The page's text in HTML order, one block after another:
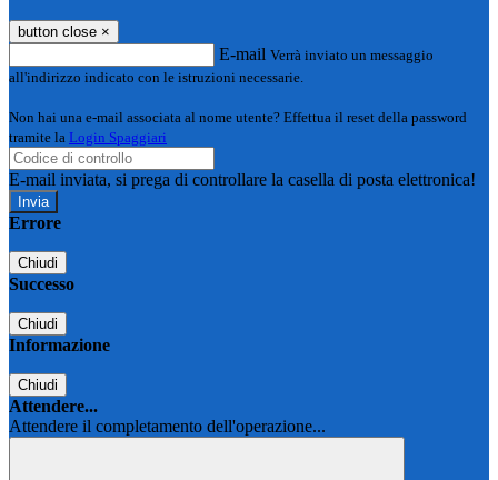
button close ×
E-mail Verrà inviato un messaggio
all'indirizzo indicato con le istruzioni necessarie.
Non hai una e-mail associata al nome utente? Effettua il reset della password
tramite la Login Spaggiari
E-mail inviata, si prega di controllare la casella di posta elettronica!
Errore
Chiudi
Successo
Chiudi
Informazione
Chiudi
Attendere...
Attendere il completamento dell'operazione...